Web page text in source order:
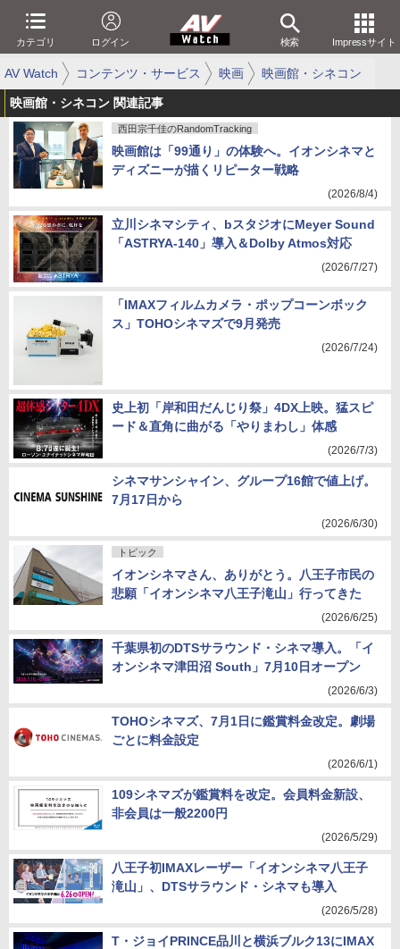
カテゴリ ログイン 検索 Impressサイト
AV Watch コンテンツ・サービス 映画 映画館・シネコン
映画館・シネコン 関連記事
西田宗千佳のRandomTracking
映画館は「99通り」の体験へ。イオンシネマと
ディズニーが描くリピーター戦略
(2026/8/4)
立川シネマシティ、bスタジオにMeyer Sound
「ASTRYA-140」導入＆Dolby Atmos対応
(2026/7/27)
「IMAXフィルムカメラ・ポップコーンボック
ス」TOHOシネマズで9月発売
(2026/7/24)
史上初「岸和田だんじり祭」4DX上映。猛スピ
ード＆直角に曲がる「やりまわし」体感
(2026/7/3)
シネマサンシャイン、グループ16館で値上げ。
7月17日から
(2026/6/30)
トピック
イオンシネマさん、ありがとう。八王子市民の
悲願「イオンシネマ八王子滝山」行ってきた
(2026/6/25)
千葉県初のDTSサラウンド・シネマ導入。「イ
オンシネマ津田沼 South」7月10日オープン
(2026/6/3)
TOHOシネマズ、7月1日に鑑賞料金改定。劇場
ごとに料金設定
(2026/6/1)
109シネマズが鑑賞料を改定。会員料金新設、
非会員は一般2200円
(2026/5/29)
八王子初IMAXレーザー「イオンシネマ八王子
滝山」、DTSサラウンド・シネマも導入
(2026/5/28)
T・ジョイPRINCE品川と横浜ブルク13にIMAX